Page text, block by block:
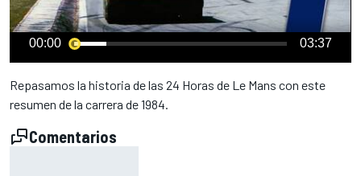
00:00 03:37
Repasamos la historia de las 24 Horas de Le Mans con este
resumen de la carrera de 1984.
Comentarios